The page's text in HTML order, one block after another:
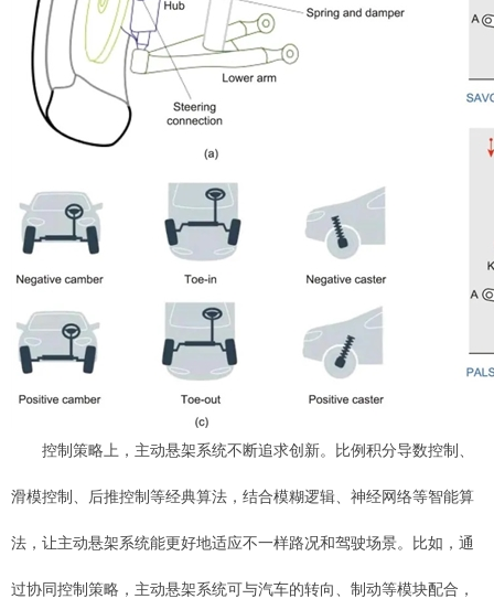
控制策略上，主动悬架系统不断追求创新。比例积分导数控制、
滑模控制、后推控制等经典算法，结合模糊逻辑、神经网络等智能算
法，让主动悬架系统能更好地适应不一样路况和驾驶场景。比如，通
过协同控制策略，主动悬架系统可与汽车的转向、制动等模块配合，